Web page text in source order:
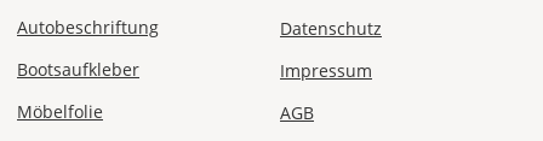
Express
Autobeschriftung
Bootsaufkleber
Möbelfolie
Datenschutz
Impressum
AGB